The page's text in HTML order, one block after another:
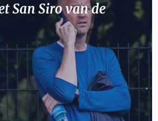
San Siro van de